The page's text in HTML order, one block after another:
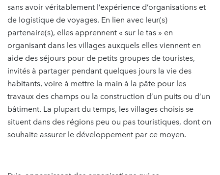
sans avoir véritablement l’expérience d’organisations et
de logistique de voyages. En lien avec leur(s)
partenaire(s), elles apprennent « sur le tas » en
organisant dans les villages auxquels elles viennent en
aide des séjours pour de petits groupes de touristes,
invités à partager pendant quelques jours la vie des
habitants, voire à mettre la main à la pâte pour les
travaux des champs ou la construction d’un puits ou d’un
bâtiment. La plupart du temps, les villages choisis se
situent dans des régions peu ou pas touristiques, dont on
souhaite assurer le développement par ce moyen.